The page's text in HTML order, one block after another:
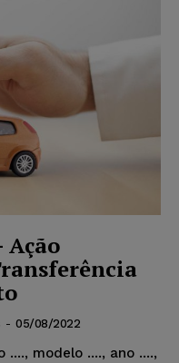
Ação
- 05/08/2022
modelo ...., ano ....,